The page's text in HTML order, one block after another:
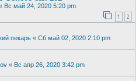
Вс май 24, 2020 5:20 pm
1 2
пекарь « Сб май 02, 2020 2:10 pm
« Вс апр 26, 2020 3:42 pm